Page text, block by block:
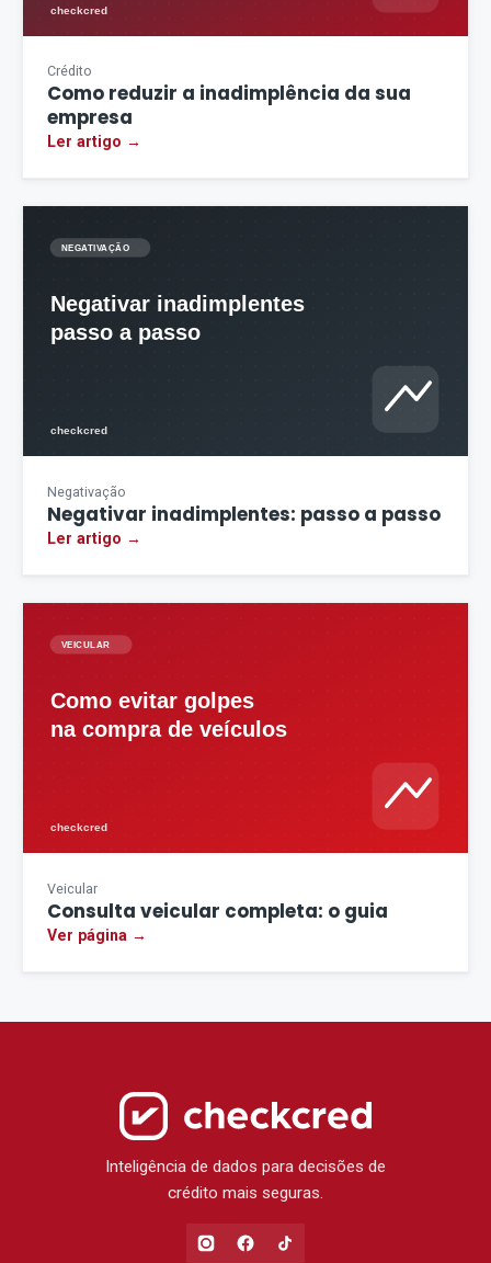
Crédito
Como reduzir a inadimplência da sua
empresa
Ler artigo →
Negativação
Negativar inadimplentes: passo a passo
Ler artigo →
Veicular
Consulta veicular completa: o guia
Ver página →
Inteligência de dados para decisões de
crédito mais seguras.